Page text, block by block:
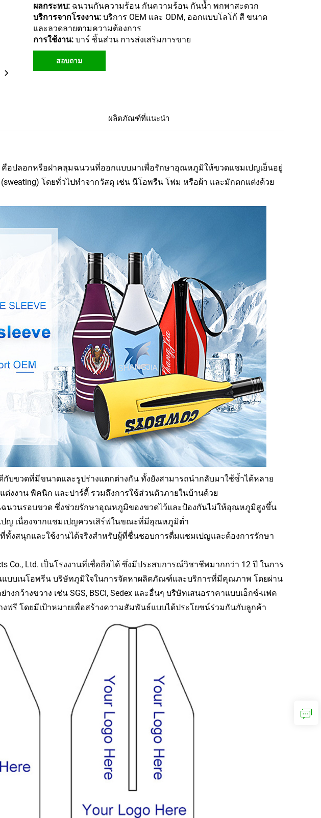
ผลกระทบ: ฉนวนกันความร้อน กันความร้อน กันน้ำ พกพาสะดวก
บริการจากโรงงาน: บริการ OEM และ ODM, ออกแบบโลโก้ สี ขนาด
และลวดลายตามความต้องการ
การใช้งาน: บาร์ ชิ้นส่วน การส่งเสริมการขาย
สอบถาม
ผลิตภัณฑ์ที่แนะนำ
คือปลอกหรือฝาคลุมฉนวนที่ออกแบบมาเพื่อรักษาอุณหภูมิให้ขวดแชมเปญเย็นอยู่
โดยทั่วไปทำจากวัสดุ เช่น นีโอพรีน โฟม หรือผ้า และมักตกแต่งด้วย
ขวดที่มีขนาดและรูปร่างแตกต่างกัน ทั้งยังสามารถนำกลับมาใช้ซ้ำได้หลาย
ต่งงาน พิคนิก และปาร์ตี้ รวมถึงการใช้ส่วนตัวภายในบ้านด้วย
นวนรอบขวด ซึ่งช่วยรักษาอุณหภูมิของขวดไว้และป้องกันไม่ให้อุณหภูมิสูงขึ้น
ปญ เนื่องจากแชมเปญควรเสิร์ฟในขณะที่มีอุณหภูมิต่ำ
ทั้งสนุกและใช้งานได้จริงสำหรับผู้ที่ชื่นชอบการดื่มแชมเปญและต้องการรักษา
Co., Ltd. เป็นโรงงานที่เชื่อถือได้ ซึ่งมีประสบการณ์วิชาชีพมากกว่า 12 ปี ในการ
บบเนโอพรีน บริษัทภูมิใจในการจัดหาผลิตภัณฑ์และบริการที่มีคุณภาพ โดยผ่าน
กว้างขวาง เช่น SGS, BSCI, Sedex และอื่นๆ บริษัทเสนอราคาแบบเอ็กซ์-แฟค
งฟรี โดยมีเป้าหมายเพื่อสร้างความสัมพันธ์แบบได้ประโยชน์ร่วมกันกับลูกค้า